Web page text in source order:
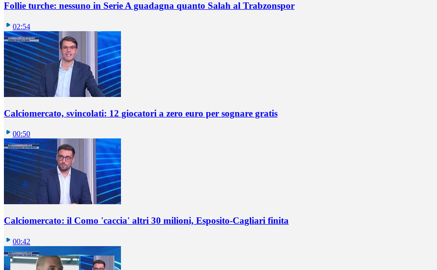
Follie turche: nessuno in Serie A guadagna quanto Salah al Trabzonspor
02:54
Calciomercato, svincolati: 12 giocatori a zero euro per sognare gratis
00:50
Calciomercato: il Como 'caccia' altri 30 milioni, Esposito-Cagliari finita
00:42